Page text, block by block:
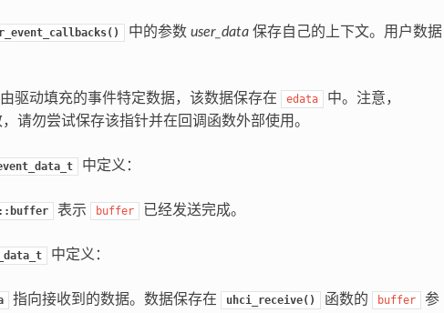
中的参数 user_data保存自己的上下文。用户数据
驱动填充的事件特定数据，该数据保存在 edata 中。注意，
请勿尝试保存该指针并在回调函数外部使用。
中定义：
表示 buffer 已经发送完成。
中定义：
指向接收到的数据。数据保存在 uhci_receive() 函数的 buffer
参